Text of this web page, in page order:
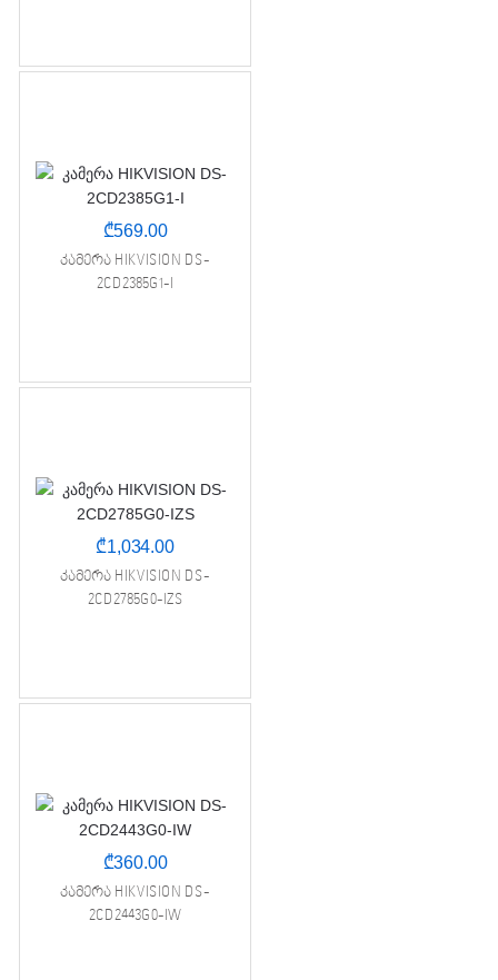
₾569.00
კამერა HIKVISION DS-
2CD2385G1-I
₾1,034.00
კამერა HIKVISION DS-
2CD2785G0-IZS
₾360.00
კამერა HIKVISION DS-
2CD2443G0-IW